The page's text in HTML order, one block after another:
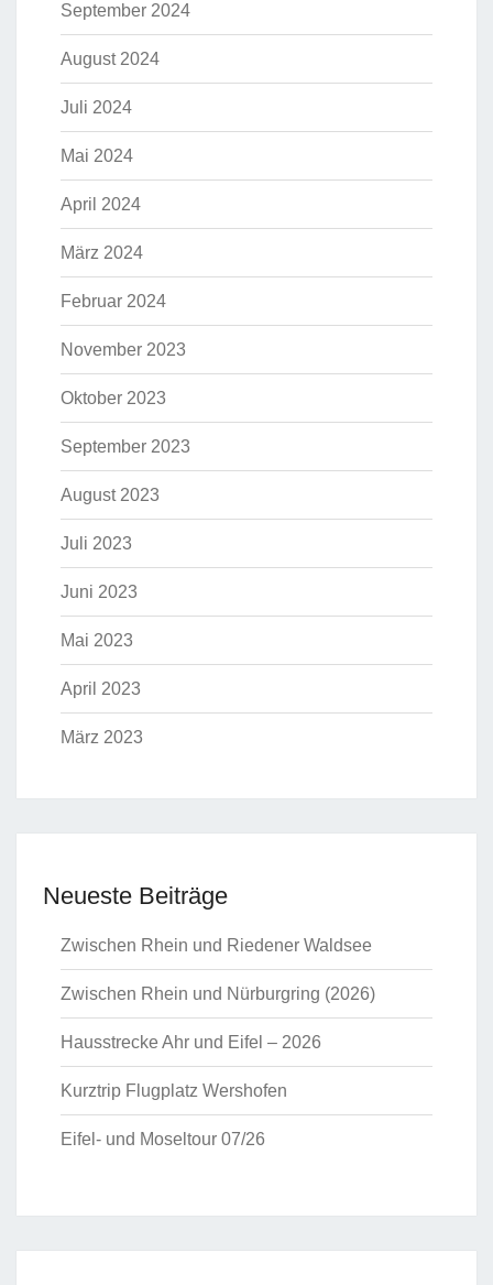
September 2024
August 2024
Juli 2024
Mai 2024
April 2024
März 2024
Februar 2024
November 2023
Oktober 2023
September 2023
August 2023
Juli 2023
Juni 2023
Mai 2023
April 2023
März 2023
Neueste Beiträge
Zwischen Rhein und Riedener Waldsee
Zwischen Rhein und Nürburgring (2026)
Hausstrecke Ahr und Eifel – 2026
Kurztrip Flugplatz Wershofen
Eifel- und Moseltour 07/26